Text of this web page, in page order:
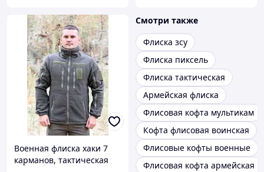
Военная флиска хаки 7
карманов, тактическая
Смотри также
Флиска зсу
Флиска пиксель
Флиска тактическая
Армейская флиска
Флисовая кофта мультикам
Кофта флисовая воинская
Флисовые кофты военные
Флисовая кофта армейская